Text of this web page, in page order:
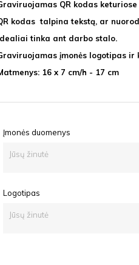
QR kodas keturiose
kodas talpina tekstą, ar
tinka ant darbo stalo.
įmonės logotipas ir
16 x 7 cm/h - 17 cm
Įmonės duomenys
Logotipas